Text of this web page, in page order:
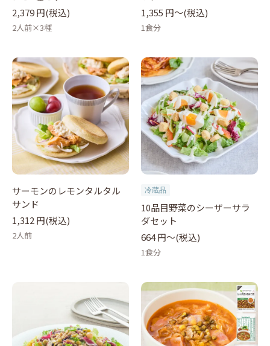
2,379 円(税込)
2人前×3種
1,355 円〜(税込)
1食分
サーモンのレモンタルタル
サンド
1,312 円(税込)
2人前
冷蔵品
10品目野菜のシーザーサラ
ダセット
664 円〜(税込)
1食分